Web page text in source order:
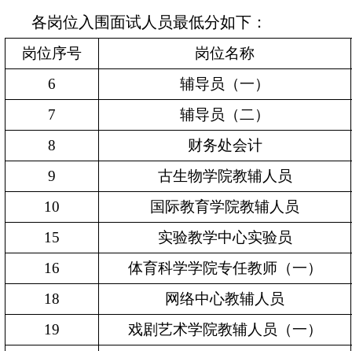
各岗位入围面试人员最低分如下：
岗位序号
岗位名称
6
辅导员（一）
7
辅导员（二）
8
财务处会计
9
古生物学院教辅人员
10
国际教育学院教辅人员
15
实验教学中心实验员
16
体育科学学院专任教师（一）
18
网络中心教辅人员
19
戏剧艺术学院教辅人员（一）